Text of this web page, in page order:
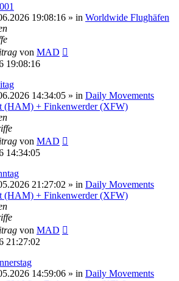
19:08:16 » in Worldwide Flughäfen
von MAD
19:08:16
14:34:05 » in Daily Movements
(HAM) + Finkenwerder (XFW)
von MAD
14:34:05
21:27:02 » in Daily Movements
(HAM) + Finkenwerder (XFW)
von MAD
21:27:02
14:59:06 » in Daily Movements